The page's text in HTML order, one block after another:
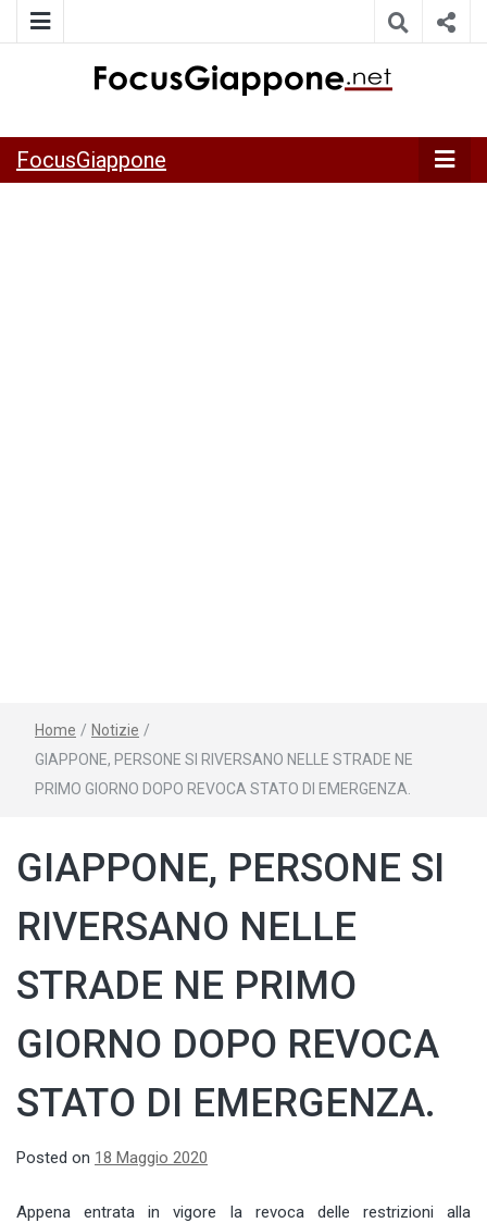
della Japan Italy Economic Federation
FocusGiappone
Home / Notizie /
GIAPPONE, PERSONE SI RIVERSANO NELLE STRADE NE
PRIMO GIORNO DOPO REVOCA STATO DI EMERGENZA.
GIAPPONE, PERSONE SI
RIVERSANO NELLE
STRADE NE PRIMO
GIORNO DOPO REVOCA
STATO DI EMERGENZA.
Posted on 18 Maggio 2020
Appena entrata in vigore la revoca delle restrizioni alla